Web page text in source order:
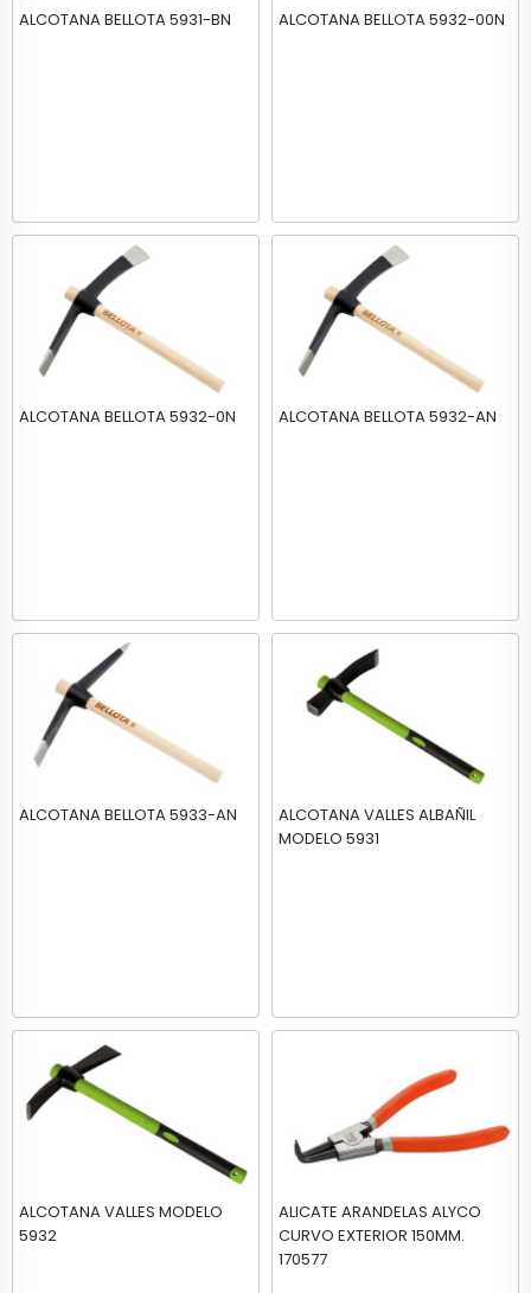
ALCOTANA BELLOTA 5931-BN ALCOTANA BELLOTA 5932-00N
ALCOTANA BELLOTA 5932-0N ALCOTANA BELLOTA 5932-AN
ALCOTANA BELLOTA 5933-AN
ALCOTANA VALLES ALBAÑIL
MODELO 5931
ALCOTANA VALLES MODELO
5932
ALICATE ARANDELAS ALYCO
CURVO EXTERIOR 150MM.
170577